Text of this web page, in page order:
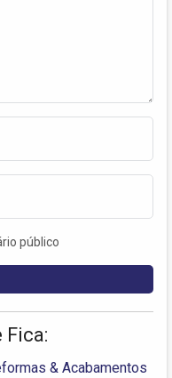
público
Fica:
& Acabamentos